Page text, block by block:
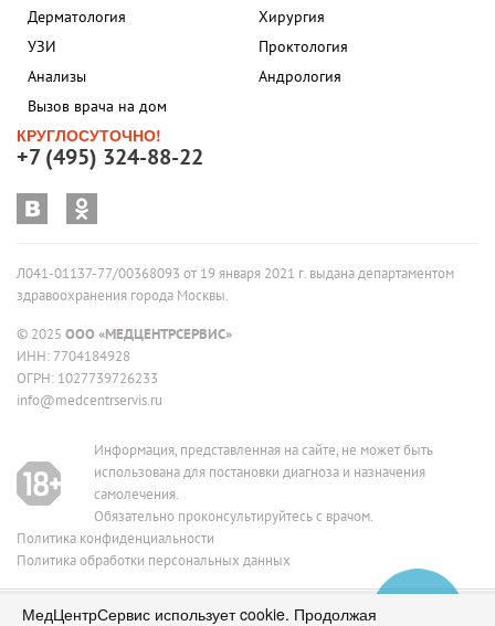
МедЦентрСервис использует cookie. Продолжая
Дерматология
УЗИ
Анализы
Вызов врача на дом
Хирургия
Проктология
Андрология
КРУГЛОСУТОЧНО!
+7 (495) 324-88-22
Л041-01137-77/00368093 от 19 января 2021 г. выдана департаментом
здравоохранения города Москвы.
© 2025 ООО «МЕДЦЕНТРСЕРВИС»
ИНН: 7704184928
ОГРН: 1027739726233
info@medcentrservis.ru
Информация, представленная на сайте, не может быть
использована для постановки диагноза и назначения
самолечения.
Обязательно проконсультируйтесь с врачом.
Политика конфиденциальности
Политика обработки персональных данных
ИМЕЮТСЯ ПРОТИВОПОКАЗАНИЯ, НЕОБХОДИМО